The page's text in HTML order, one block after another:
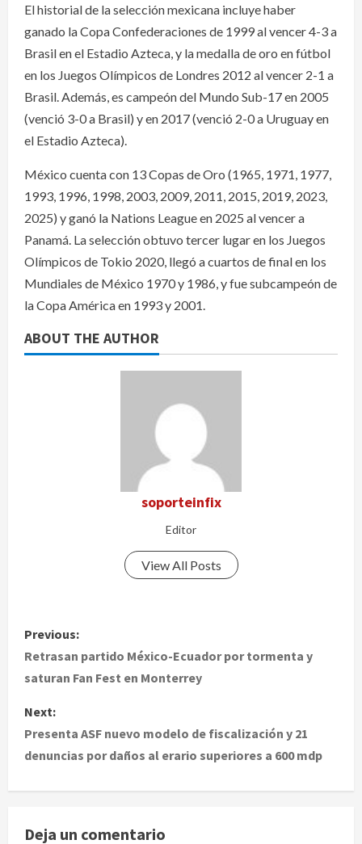
El historial de la selección mexicana incluye haber
ganado la Copa Confederaciones de 1999 al vencer 4-3 a
Brasil en el Estadio Azteca, y la medalla de oro en fútbol
en los Juegos Olímpicos de Londres 2012 al vencer 2-1 a
Brasil. Además, es campeón del Mundo Sub-17 en 2005
(venció 3-0 a Brasil) y en 2017 (venció 2-0 a Uruguay en
el Estadio Azteca).
México cuenta con 13 Copas de Oro (1965, 1971, 1977,
1993, 1996, 1998, 2003, 2009, 2011, 2015, 2019, 2023,
2025) y ganó la Nations League en 2025 al vencer a
Panamá. La selección obtuvo tercer lugar en los Juegos
Olímpicos de Tokio 2020, llegó a cuartos de final en los
Mundiales de México 1970 y 1986, y fue subcampeón de
la Copa América en 1993 y 2001.
ABOUT THE AUTHOR
soporteinfix
Editor
View All Posts
P
o
t
n
a
v
Previous:
Retrasan partido México-Ecuador por tormenta y
saturan Fan Fest en Monterrey
Next:
Presenta ASF nuevo modelo de fiscalización y 21
denuncias por daños al erario superiores a 600 mdp
Deja un comentario